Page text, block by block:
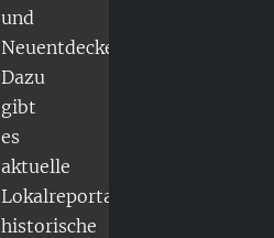
und
Neuentdecker.
Dazu
gibt
es
aktuelle
Lokalreportagen,
historische